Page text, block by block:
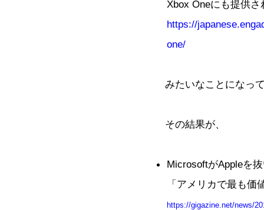
Xbox Oneにも提供
https://
one/
みたいなことになっ
その結果が、
MicrosoftがAppleを
「アメリカで最も
https://gigazine.net/news/